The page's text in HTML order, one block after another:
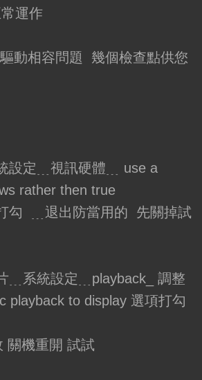
運作
動相容問題 幾個檢查點供您
設定﹍視訊硬體﹍ use a
rather then true
勾 ﹍退出防當用的 先關掉試
﹍系統設定﹍playback_ 調整
playback to display 選項打勾
關機重開 試試